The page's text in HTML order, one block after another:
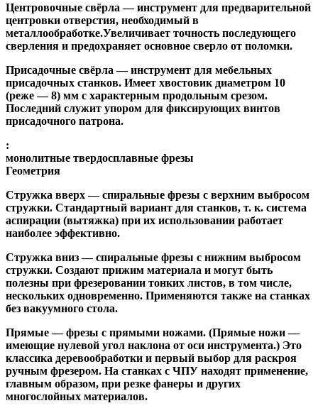
Центровочные свёрла — инструмент для предварительной
центровки отверстия, необходимый в
металлообработке.Увеличивает точность последующего
сверления и предохраняет основное сверло от поломки.
Присадочные свёрла — инструмент для мебельных
присадочных станков. Имеет хвостовик диаметром 10
(реже — 8) мм с характерным продольным срезом.
Последний служит упором для фиксирующих винтов
присадочного патрона.
:
монолитные твердосплавные фрезы
Геометрия
Стружка вверх— спиральные фрезы с верхним выбросом
стружки. Стандартный вариант для станков, т. к. система
аспирации (вытяжка) при их использовании работает
наиболее эффективно.
Стружка вниз— спиральные фрезы с нижним выбросом
стружки. Создают прижим материала и могут быть
полезны при фрезеровании тонких листов, в том числе,
нескольких одновременно. Применяются также на станках
без вакуумного стола.
Прямые— фрезы с прямыми ножами. (Прямые ножи —
имеющие нулевой угол наклона от оси инструмента.) Это
классика деревообработки и первый выбор для раскроя
ручным фрезером. На станках с ЧПУ находят применение,
главным образом, при резке фанеры и других
многослойных материалов.